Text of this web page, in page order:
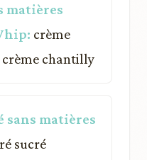
matières
crème
chantilly
sans matières
sucré